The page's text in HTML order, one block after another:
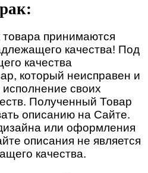
принимаются
качества! Под
качества
который неисправен и
своих
Полученный Товар
описанию на Сайте.
или оформления
описания не является
качества.